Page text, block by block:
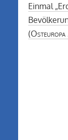
Einmal
(Osteuropa